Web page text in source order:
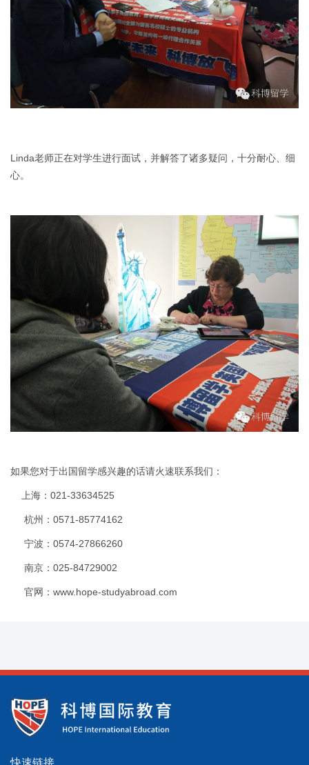
Linda老师正在对学生进行面试，并解答了诸多疑问，十分耐心、细
心。
如果您对于出国留学感兴趣的话请火速联系我们：
上海： 021-33634525
杭州： 0571-85774162
宁波： 0574-27866260
南京： 025-84729002
官网： www.hope-studyabroad.com
快速链接